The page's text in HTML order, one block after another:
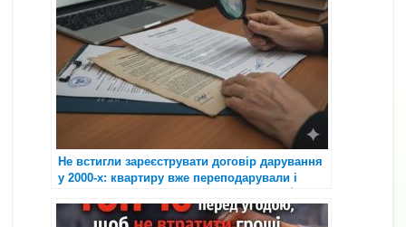
Не встигли зареєструвати договір дарування
у 2000-х: квартиру вже переподарували і